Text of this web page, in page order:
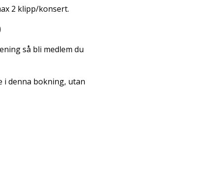
2 klipp/konsert.
så bli medlem du
i denna bokning, utan